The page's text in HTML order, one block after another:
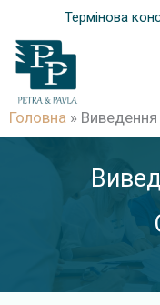
е
м
Термінова
Головна »